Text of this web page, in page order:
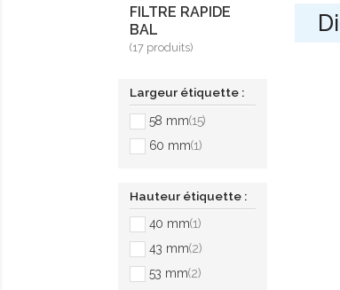
FILTRE RAPIDE
BAL
(17 produits)
Largeur étiquette :
58 mm(15)
60 mm(1)
Hauteur étiquette :
40 mm(1)
43 mm(2)
53 mm(2)